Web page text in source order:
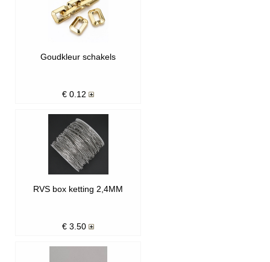
Goudkleur schakels
€ 0.12
RVS box ketting 2,4MM
€ 3.50